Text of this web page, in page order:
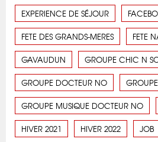
EXPERIENCE DE SÉJOUR
FETE DES GRANDS-MERES FETE
GAVAUDUN GROUPE CHIC N
GROUPE DOCTEUR NO
GROUPE MUSIQUE DOCTEUR NO
HIVER 2021 HIVER 2022 JOB